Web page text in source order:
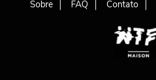
Sobre FAQ Contato